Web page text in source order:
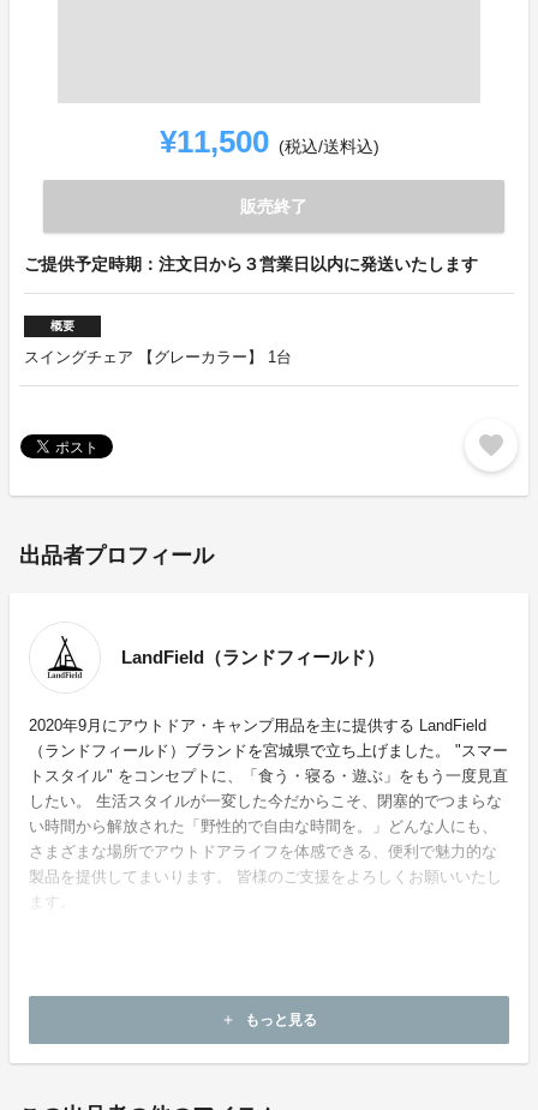
¥11,500 (税込/送料込)
販売終了
ご提供予定時期：注文日から３営業日以内に発送いたします
概要
スイングチェア 【グレーカラー】 1台
favorite
出品者プロフィール
LandField（ランドフィールド）
2020年9月にアウトドア・キャンプ用品を主に提供する LandField
（ランドフィールド）ブランドを宮城県で立ち上げました。 "スマー
トスタイル" をコンセプトに、「食う・寝る・遊ぶ」をもう一度見直
したい。 生活スタイルが一変した今だからこそ、閉塞的でつまらな
い時間から解放された「野性的で自由な時間を。」どんな人にも、
さまざまな場所でアウトドアライフを体感できる、便利で魅力的な
製品を提供してまいります。 皆様のご支援をよろしくお願いいたし
ます。
add もっと見る